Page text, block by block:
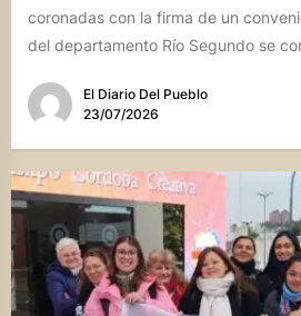
coronadas con la firma de un
del departamento Río Segundo se
El Diario Del Pueblo
23/07/2026